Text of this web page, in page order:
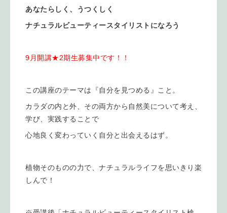
あなたらしく、うつくしく
ナチュラルビューティースタイリストになろう
9月開講★2期生募集中です！！
この講座のテーマは『自分を見つめる』こと。
カラダの内と外、その両方から自然美について考え、
学び、実践することで
心地良く変わっていく自分と出会えるはず。
植物そのものの力で、ナチュラルライフを思いきり楽
しんで！